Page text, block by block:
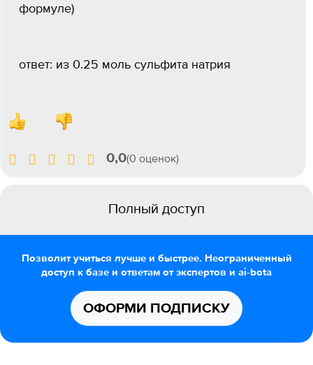
формуле)
ответ: из 0.25 моль сульфита натрия
0,0(0 оценок)
Полный доступ
Позволит учиться лучше и быстрее. Неограниченный
доступ к базе и ответам от экспертов и ai-bota
ОФОРМИ ПОДПИСКУ